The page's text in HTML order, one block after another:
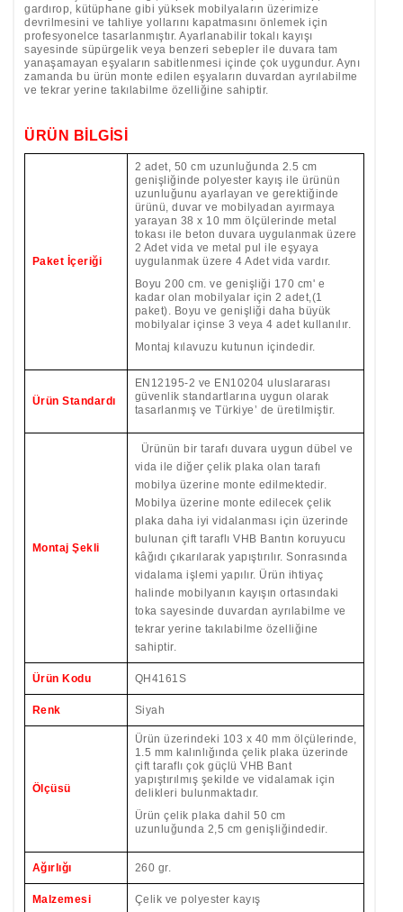
gardırop, kütüphane gibi yüksek mobilyaların üzerimize
devrilmesini ve tahliye yollarını kapatmasını önlemek için
profesyonelce tasarlanmıştır. Ayarlanabilir tokalı kayışı
sayesinde süpürgelik veya benzeri sebepler ile duvara tam
yanaşamayan eşyaların sabitlenmesi içinde çok uygundur. Aynı
zamanda bu ürün monte edilen eşyaların duvardan ayrılabilme
ve tekrar yerine takılabilme özelliğine sahiptir.
ÜRÜN BİLGİSİ
Paket İçeriği
2 adet, 50 cm uzunluğunda 2.5 cm
genişliğinde polyester kayış ile ürünün
uzunluğunu ayarlayan ve gerektiğinde
ürünü, duvar ve mobilyadan ayırmaya
yarayan 38 x 10 mm ölçülerinde metal
tokası ile beton duvara uygulanmak üzere
2 Adet vida ve metal pul ile eşyaya
uygulanmak üzere 4 Adet vida vardır.
Boyu 200 cm. ve genişliği 170 cm' e
kadar olan mobilyalar için 2 adet,(1
paket). Boyu ve genişliği daha büyük
mobilyalar içinse 3 veya 4 adet kullanılır.
Montaj kılavuzu kutunun içindedir.
Ürün Standardı
EN12195-2 ve EN10204 uluslararası
güvenlik standartlarına uygun olarak
tasarlanmış ve Türkiye’ de üretilmiştir.
Montaj Şekli
Ürünün bir tarafı duvara uygun dübel ve
vida ile diğer çelik plaka olan tarafı
mobilya üzerine monte edilmektedir.
Mobilya üzerine monte edilecek çelik
plaka daha iyi vidalanması için üzerinde
bulunan çift taraflı VHB Bantın koruyucu
kâğıdı çıkarılarak yapıştırılır. Sonrasında
vidalama işlemi yapılır. Ürün ihtiyaç
halinde mobilyanın kayışın ortasındaki
toka sayesinde duvardan ayrılabilme ve
tekrar yerine takılabilme özelliğine
sahiptir.
Ürün Kodu QH4161S
Renk Siyah
Ölçüsü
Ürün üzerindeki 103 x 40 mm ölçülerinde,
1.5 mm kalınlığında çelik plaka üzerinde
çift taraflı çok güçlü VHB Bant
yapıştırılmış şekilde ve vidalamak için
delikleri bulunmaktadır.
Ürün çelik plaka dahil 50 cm
uzunluğunda 2,5 cm genişliğindedir.
Ağırlığı 260 gr.
Malzemesi Çelik ve polyester kayış